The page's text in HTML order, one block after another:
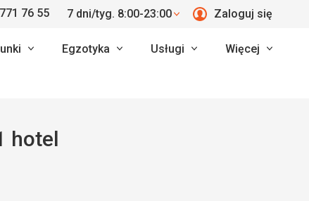
76 55 7 dni/tyg. 8:00-23:00 Zaloguj się
Egzotyka Usługi Więcej
hotel